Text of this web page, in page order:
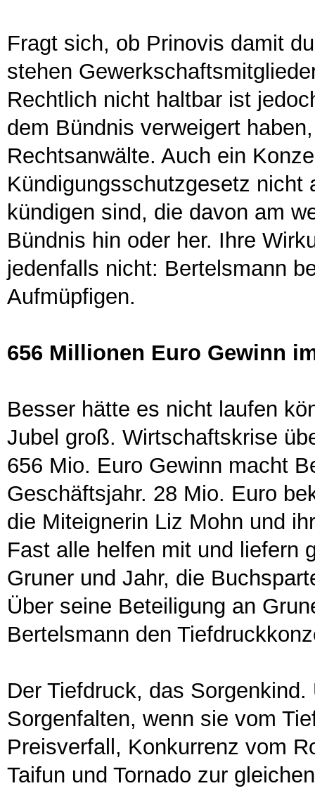
Fragt sich, ob Prinovis damit
stehen
Rechtlich nicht haltbar ist
dem Bündnis verweigert
Rechtsanwälte. Auch ein
Kündigungsschutzgesetz
kündigen sind, die davon am
Bündnis hin oder her. Ihre
jedenfalls nicht: Bertelsmann
Aufmüpfigen.
656 Millionen Euro Gewinn
Besser hätte es nicht laufen
Jubel groß. Wirtschaftskrise
656 Mio. Euro Gewinn macht
Geschäftsjahr. 28 Mio. Euro
die Miteignerin Liz Mohn und
Fast alle helfen mit und liefern
Gruner und Jahr, die
Über seine Beteiligung an
Bertelsmann den
Der Tiefdruck, das
Sorgenfalten, wenn sie vom
Preisverfall, Konkurrenz vom
Taifun und Tornado zur